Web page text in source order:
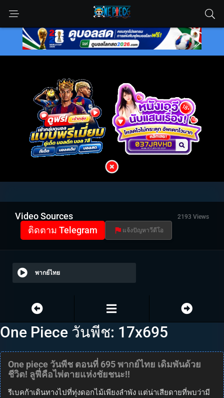
Video Sources 2193 Views
ติดตาม Telegram แจ้งปัญหาวีดีโอ
พากย์ไทย
One Piece วันพีช: 17x695
One piece วันพีช ตอนที่ 695 พากย์ไทย เดิมพันด้วย
ชีวิต! ลูฟี่คือไพ่ตายแห่งชัยชนะ!!
รีเบคก้าเดินทางไปที่ทุ่งดอกไม้เพียงลำพัง แต่น่าเสียดายที่พบว่ามี